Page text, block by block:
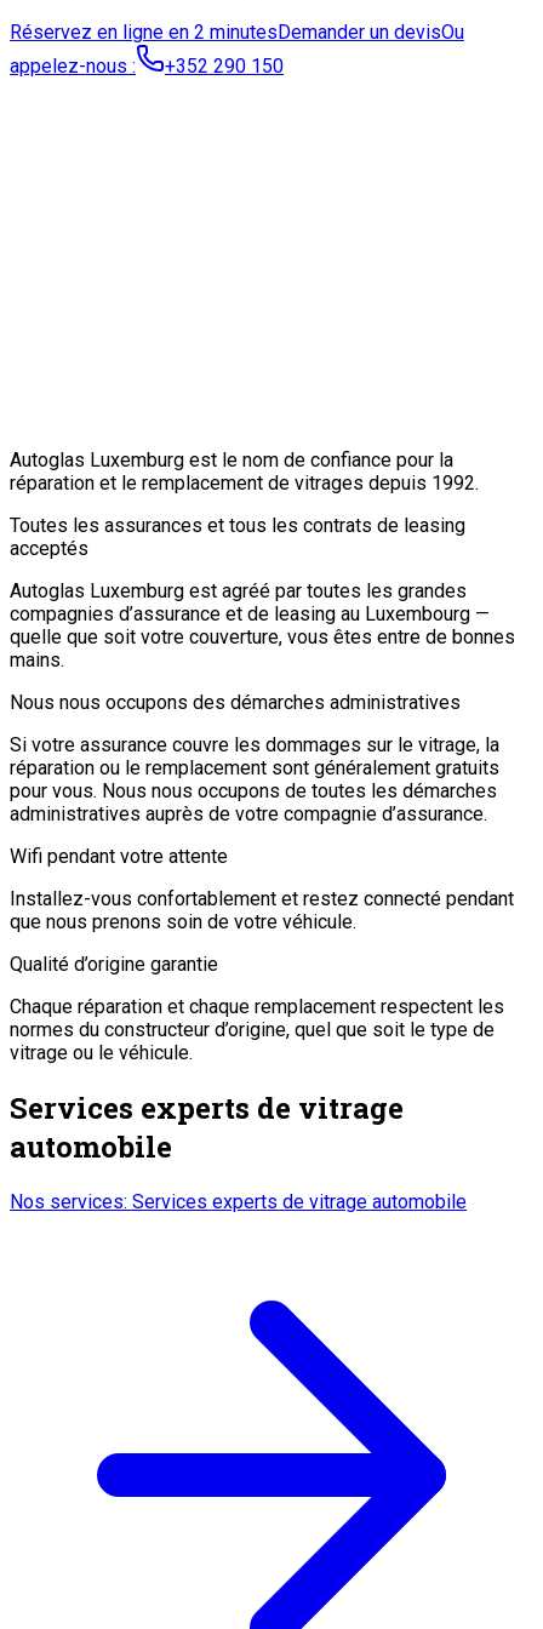
Réservez en ligne en 2 minutesDemander un devisOu
appelez-nous :
+352 290 150
Autoglas Luxemburg est le nom de confiance pour la
réparation et le remplacement de vitrages depuis 1992.
Toutes les assurances et tous les contrats de leasing
acceptés
Autoglas Luxemburg est agréé par toutes les grandes
compagnies d’assurance et de leasing au Luxembourg —
quelle que soit votre couverture, vous êtes entre de bonnes
mains.
Nous nous occupons des démarches administratives
Si votre assurance couvre les dommages sur le vitrage, la
réparation ou le remplacement sont généralement gratuits
pour vous. Nous nous occupons de toutes les démarches
administratives auprès de votre compagnie d’assurance.
Wifi pendant votre attente
Installez-vous confortablement et restez connecté pendant
que nous prenons soin de votre véhicule.
Qualité d’origine garantie
Chaque réparation et chaque remplacement respectent les
normes du constructeur d’origine, quel que soit le type de
vitrage ou le véhicule.
Services experts de vitrage
automobile
Nos services: Services experts de vitrage automobile